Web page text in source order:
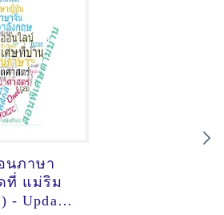
นภาษา
ที่ แม่ริม
- Update